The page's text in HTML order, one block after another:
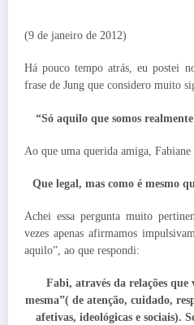
(9 de janeiro de 2012)
Há pouco tempo atrás, eu postei
frase de Jung que considero muito
“Só aquilo que somos
Ao que uma querida amiga,
Que legal, mas como é mesmo
Achei essa pergunta muito
vezes apenas afirmamos
aquilo”, ao que respondi:
Fabi, através da relações que
mesma”( de atenção, cuidado,
afetivas, ideológicas e sociais).